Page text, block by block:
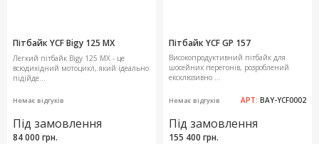
Пітбайк YCF Bigy 125 MX
Легкий пітбайк Bigy 125 MX - це
всюдихідний мотоцикл, який ідеально
підійде...
Немає відгуків
Під замовлення
84 000 грн.
Пітбайк YCF GP 157
Високопродуктивний пітбайк для
шосейних перегонів, розроблений
ексклюзивно ...
Немає відгуків АРТ: BAY-YCF0002
Під замовлення
155 400 грн.